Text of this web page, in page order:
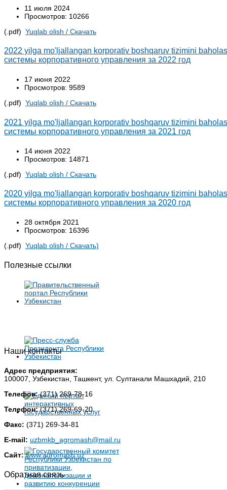
11 июля 2024
Просмотров: 10266
(.pdf) Yuqlab olish / Cкачать
2022 yilga mo'ljallangan korporativ boshqaruv tizimini
системы корпоративного управления за 2022 год
17 июня 2022
Просмотров: 9589
(.pdf) Yuqlab olish / Cкачать
2021 yilga mo'ljallangan korporativ boshqaruv tizimini
системы корпоративного управления за 2021 год
14 июня 2022
Просмотров: 14871
(.pdf) Yuqlab olish / Cкачать
2020 yilga mo'ljallangan korporativ boshqaruv tizimini
системы корпоративного управления за 2020 год
28 октября 2021
Просмотров: 16396
(.pdf) Yuqlab olish / Cкачать)
Полезные ссылки
Наши контакты
Адрес предприятия:
100007, Узбекистан, Ташкент, ул. Султанали Машхадий, 210
Телефон:(371) 269-78-16
Телефон:(371) 269-69-20
Факс: (371) 269-34-81
E-mail: uzbmkb_agromash@mail.ru
Сайт: www.agromash.uz
Обратная связь